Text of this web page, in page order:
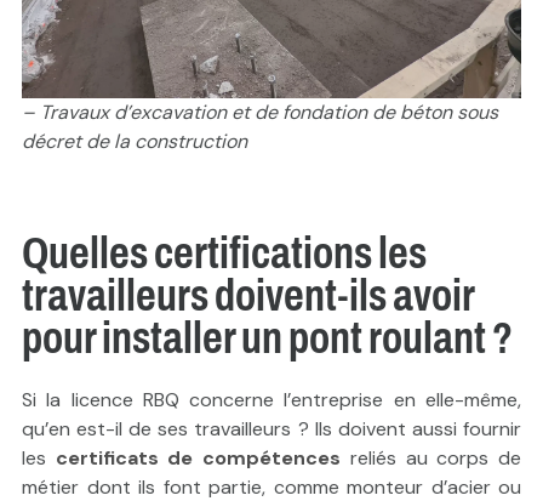
– Travaux d’excavation et de fondation de béton sous
décret de la construction
Quelles certifications les
travailleurs doivent-ils avoir
pour installer un pont roulant ?
Si la licence RBQ concerne l’entreprise en elle-même,
qu’en est-il de ses travailleurs ? Ils doivent aussi fournir
les certificats de compétences reliés au corps de
métier dont ils font partie, comme monteur d’acier ou